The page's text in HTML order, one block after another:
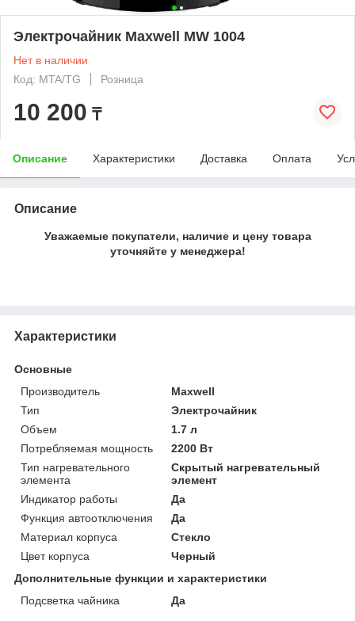
Электрочайник Maxwell MW 1004
Нет в наличии
Код: MTA/TG
Розница
10 200 ₸
Описание Характеристики Доставка Оплата
Описание
Уважаемые покупатели, наличие и цену товара
уточняйте у менеджера!
Характеристики
Основные
Производитель
Maxwell
Тип
Электрочайник
Объем
1.7 л
Потребляемая мощность
2200 Вт
Тип нагревательного
элемента
Скрытый нагревательный
элемент
Индикатор работы
Да
Функция автоотключения
Да
Материал корпуса
Стекло
Цвет корпуса
Черный
Дополнительные функции и характеристики
Подсветка чайника
Да